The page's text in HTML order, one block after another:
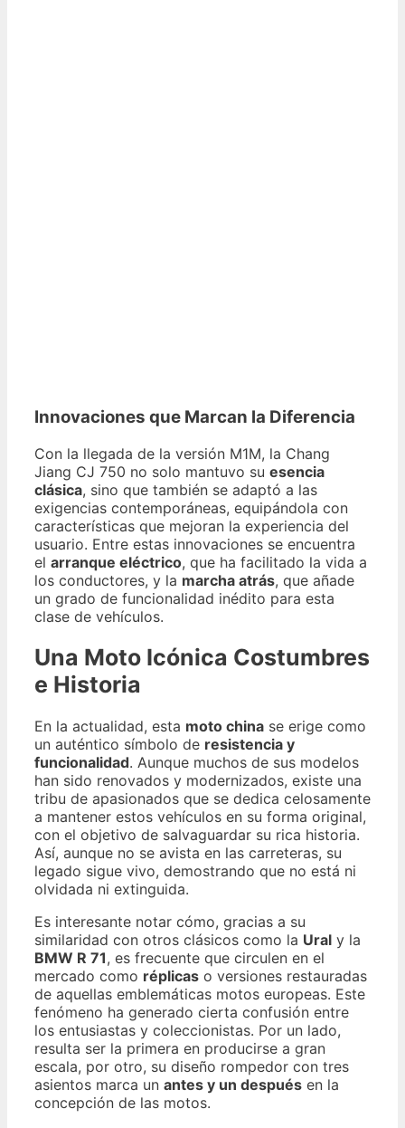
Innovaciones que Marcan la Diferencia
Con la llegada de la versión M1M, la Chang
Jiang CJ 750 no solo mantuvo su esencia
clásica, sino que también se adaptó a las
exigencias contemporáneas, equipándola con
características que mejoran la experiencia del
usuario. Entre estas innovaciones se encuentra
el arranque eléctrico, que ha facilitado la vida a
los conductores, y la marcha atrás, que añade
un grado de funcionalidad inédito para esta
clase de vehículos.
Una Moto Icónica Costumbres
e Historia
En la actualidad, esta moto china se erige como
un auténtico símbolo de resistencia y
funcionalidad. Aunque muchos de sus modelos
han sido renovados y modernizados, existe una
tribu de apasionados que se dedica celosamente
a mantener estos vehículos en su forma original,
con el objetivo de salvaguardar su rica historia.
Así, aunque no se avista en las carreteras, su
legado sigue vivo, demostrando que no está ni
olvidada ni extinguida.
Es interesante notar cómo, gracias a su
similaridad con otros clásicos como la Ural y la
BMW R 71, es frecuente que circulen en el
mercado como réplicas o versiones restauradas
de aquellas emblemáticas motos europeas. Este
fenómeno ha generado cierta confusión entre
los entusiastas y coleccionistas. Por un lado,
resulta ser la primera en producirse a gran
escala, por otro, su diseño rompedor con tres
asientos marca un antes y un después en la
concepción de las motos.